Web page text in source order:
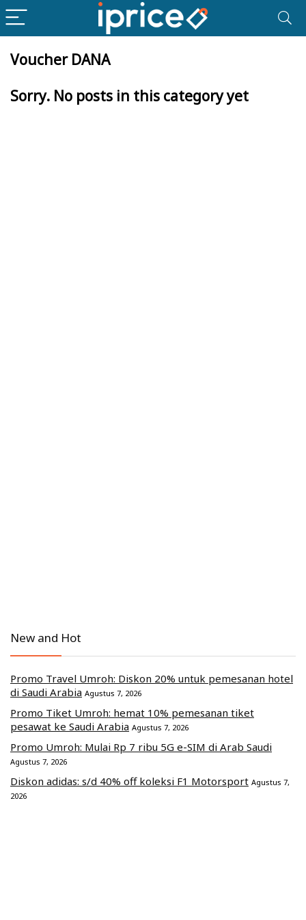
Voucher DANA
Sorry. No posts in this category yet
New and Hot
Promo Travel Umroh: Diskon 20% untuk pemesanan hotel
di Saudi Arabia Agustus 7, 2026
Promo Tiket Umroh: hemat 10% pemesanan tiket
pesawat ke Saudi Arabia Agustus 7, 2026
Promo Umroh: Mulai Rp 7 ribu 5G e-SIM di Arab Saudi
Agustus 7, 2026
Diskon adidas: s/d 40% off koleksi F1 Motorsport Agustus 7,
2026